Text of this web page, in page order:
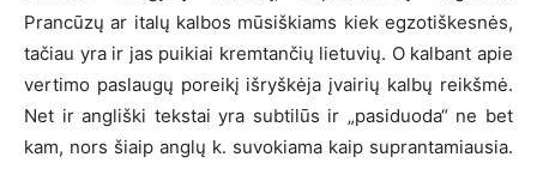
Prancūzų ar italų kalbos mūsiškiams kiek egzotiškesnės,
tačiau yra ir jas puikiai kremtančių lietuvių. O kalbant apie
vertimo paslaugų poreikį išryškėja įvairių kalbų reikšmė.
Net ir angliški tekstai yra subtilūs ir „pasiduoda“ ne bet
kam, nors šiaip anglų k. suvokiama kaip suprantamiausia.